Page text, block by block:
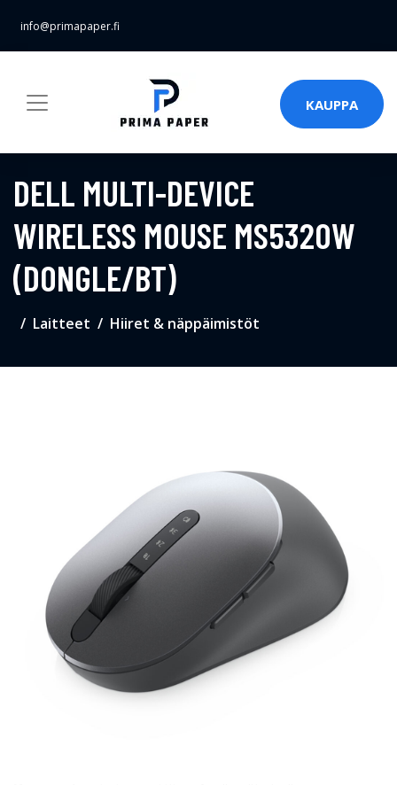
info@primapaper.fi
KAUPPA
DELL MULTI-DEVICE
WIRELESS MOUSE MS5320W
(DONGLE/BT)
Laitteet Hiiret & näppäimistöt